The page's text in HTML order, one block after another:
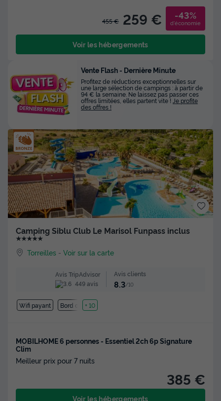
455 € 259 € -43%
d'économie
Voir les hébergements
Camping Siblu Club Le Marisol Funpass inclus
★★★★★
Torreilles -Voir sur la carte
Avis TripAdvisor
449 avis
Avis clients
8.3/10
Wifi payant Bord de mer
+ 10
MOBILHOME 6 personnes - Essentiel 2ch 6p Signature
Clim
Meilleur prix pour 7 nuits
385 €
Voir les hébergements
Vente Flash - Dernière Minute
Profitez de réductions exceptionnelles sur
une large sélection de campings : à partir de
94 € la semaine. Ne laissez pas passer ces
offres limitées, elles partent vite ! Je profite
des offres !